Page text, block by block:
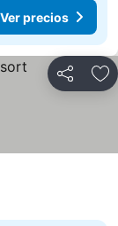
Ver precios
Compartir